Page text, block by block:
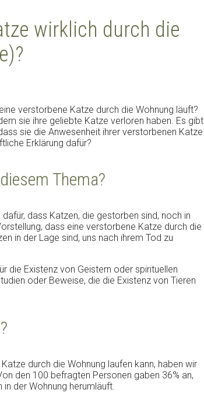
wirklich durch die
verstorbene Katze durch die Wohnung läuft?
sie ihre geliebte Katze verloren haben. Es gibt
sie die Anwesenheit ihrer verstorbenen Katze
Erklärung dafür?
Thema?
dass Katzen, die gestorben sind, noch in
dass eine verstorbene Katze durch die
in der Lage sind, uns nach ihrem Tod zu
die Existenz von Geistern oder spirituellen
oder Beweise, die die Existenz von Tieren
durch die Wohnung laufen kann, haben wir
den 100 befragten Personen gaben 36% an,
der Wohnung herumläuft.